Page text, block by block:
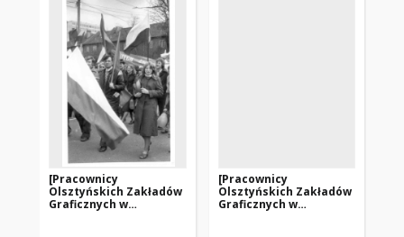
[Pracownicy
Olsztyńskich Zakładów
Graficznych w
[Pracownicy
Olsztyńskich Zakładów
Graficznych w